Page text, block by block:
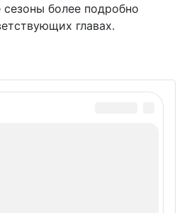
более подробно
главах.